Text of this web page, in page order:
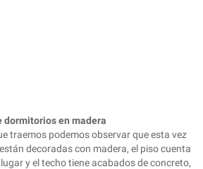
dormitorios en madera
traemos podemos observar que esta vez
decoradas con madera, el piso cuenta
y el techo tiene acabados de concreto,